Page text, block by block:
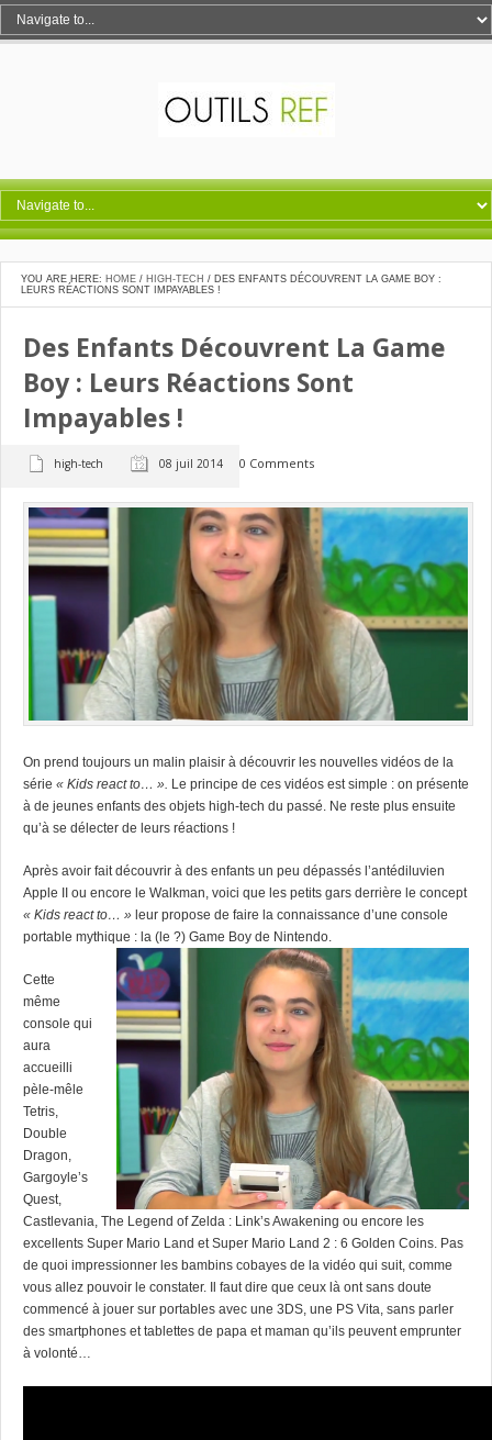
YOU ARE HERE: HOME / HIGH-TECH / DES ENFANTS DÉCOUVRENT LA GAME BOY :
LEURS RÉACTIONS SONT IMPAYABLES !
Des Enfants Découvrent La Game
Boy : Leurs Réactions Sont
Impayables !
high-tech 08 juil 2014 0 Comments
On prend toujours un malin plaisir à découvrir les nouvelles vidéos de la
série « Kids react to… ». Le principe de ces vidéos est simple : on présente
à de jeunes enfants des objets high-tech du passé. Ne reste plus ensuite
qu’à se délecter de leurs réactions !
Après avoir fait découvrir à des enfants un peu dépassés l’antédiluvien
Apple II ou encore le Walkman, voici que les petits gars derrière le concept
« Kids react to… » leur propose de faire la connaissance d’une console
portable mythique : la (le ?) Game Boy de Nintendo.
Cette
même
console qui
aura
accueilli
pèle-mêle
Tetris,
Double
Dragon,
Gargoyle’s
Quest,
Castlevania, The Legend of Zelda : Link’s Awakening ou encore les
excellents Super Mario Land et Super Mario Land 2 : 6 Golden Coins. Pas
de quoi impressionner les bambins cobayes de la vidéo qui suit, comme
vous allez pouvoir le constater. Il faut dire que ceux là ont sans doute
commencé à jouer sur portables avec une 3DS, une PS Vita, sans parler
des smartphones et tablettes de papa et maman qu’ils peuvent emprunter
à volonté…